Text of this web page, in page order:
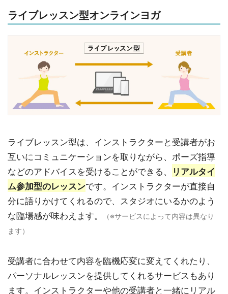
ライブレッスン型オンラインヨガ
ライブレッスン型は、インストラクターと受講者がお
互いにコミュニケーションを取りながら、ポーズ指導
などのアドバイスを受けることができる、
リアルタイ
ム参加型のレッスンです。インストラクターが直接自
分に語りかけてくれるので、スタジオにいるかのよう
な臨場感が味わえます。
（※サービスによって内容は異なり
ます）
受講者に合わせて内容を臨機応変に変えてくれたり、
パーソナルレッスンを提供してくれるサービスもあり
ます。インストラクターや他の受講者と一緒にリアル